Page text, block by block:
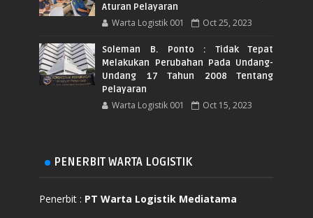
Aturan Pelayaran
Warta Logistik 001 Oct 25, 2023
Soleman B. Ponto : Tidak Tepat
Melakukan Perubahan Pada Undang-
Undang 17 Tahun 2008 Tentang
Pelayaran
Warta Logistik 001 Oct 15, 2023
PENERBIT WARTA LOGISTIK
Penerbit : PT Warta Logistik Mediatama